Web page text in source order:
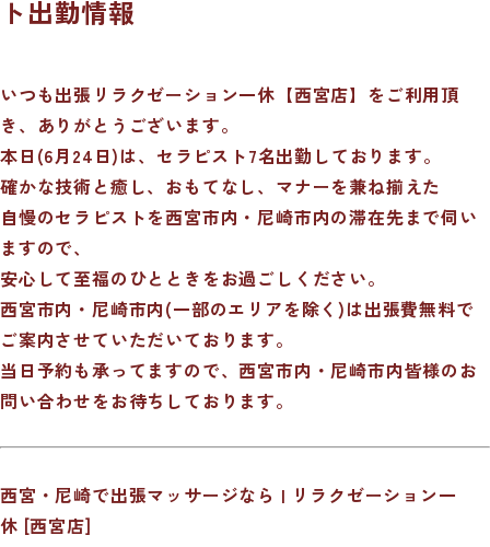
ト出勤情報
いつも出張リラクゼーション一休【西宮店】をご利用頂
き、ありがとうございます。
本日(6月24日)は、セラピスト7名出勤しております。
確かな技術と癒し、おもてなし、マナーを兼ね揃えた
自慢のセラピストを西宮市内・尼崎市内の滞在先まで伺い
ますので、
安心して至福のひとときをお過ごしください。
西宮市内・尼崎市内(一部のエリアを除く)は出張費無料で
ご案内させていただいております。
当日予約も承ってますので、西宮市内・尼崎市内皆様のお
問い合わせをお待ちしております。
西宮・尼崎で出張マッサージなら | リラクゼーション一
休 [西宮店]